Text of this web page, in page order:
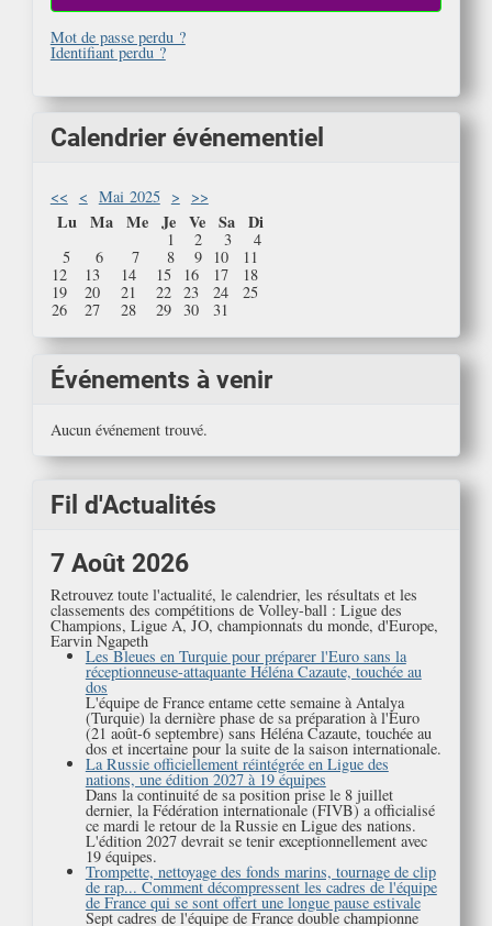
Mot de passe perdu ?
Identifiant perdu ?
Calendrier événementiel
<< < Mai 2025 > >>
Lu Ma Me Je Ve Sa Di
1 2 3
4
5
6 7 8 9 10
11
12
13 14 15 16 17
18
19
20 21 22 23 24
25
26
27 28 29 30 31
Événements à venir
Aucun événement trouvé.
Fil d'Actualités
7 Août 2026
Retrouvez toute l'actualité, le calendrier, les résultats et les
classements des compétitions de Volley-ball : Ligue des
Champions, Ligue A, JO, championnats du monde, d'Europe,
Earvin Ngapeth
Les Bleues en Turquie pour préparer l'Euro sans la
réceptionneuse-attaquante Héléna Cazaute, touchée au
dos
L'équipe de France entame cette semaine à Antalya
(Turquie) la dernière phase de sa préparation à l'Euro
(21 août-6 septembre) sans Héléna Cazaute, touchée au
dos et incertaine pour la suite de la saison internationale.
La Russie officiellement réintégrée en Ligue des
nations, une édition 2027 à 19 équipes
Dans la continuité de sa position prise le 8 juillet
dernier, la Fédération internationale (FIVB) a officialisé
ce mardi le retour de la Russie en Ligue des nations.
L'édition 2027 devrait se tenir exceptionnellement avec
19 équipes.
Trompette, nettoyage des fonds marins, tournage de clip
de rap... Comment décompressent les cadres de l'équipe
de France qui se sont offert une longue pause estivale
Sept cadres de l'équipe de France double championne